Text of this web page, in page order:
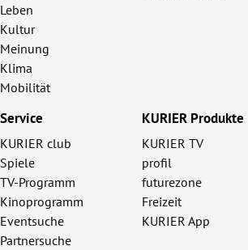
Leben
Kultur
Meinung
Klima
Mobilität
Service
KURIER club
Spiele
TV-Programm
Kinoprogramm
Eventsuche
Partnersuche
KURIER Produkte
KURIER TV
profil
futurezone
Freizeit
KURIER App